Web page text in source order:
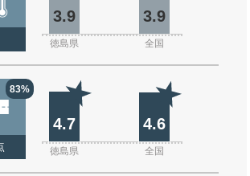
3.9 3.9
徳島県 全国
83%
4.7 4.6
徳島県 全国